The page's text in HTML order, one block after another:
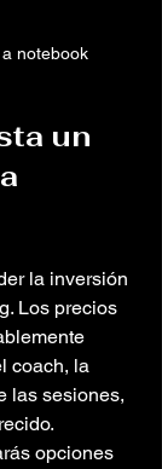
notebook
un
la inversión
Los precios
coach, la
las sesiones,
opciones